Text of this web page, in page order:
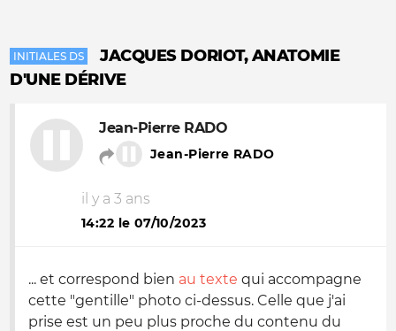
INITIALES DS
JACQUES DORIOT, ANATOMIE
D'UNE DÉRIVE
Jean-Pierre RADO
Jean-Pierre RADO
il y a 3 ans
14:22 le 07/10/2023
... et correspond bien au texte qui accompagne
cette "gentille" photo ci-dessus. Celle que j'ai
prise est un peu plus proche du contenu du